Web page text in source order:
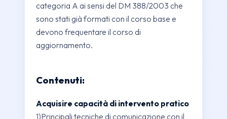
categoria A ai sensi del DM 388/2003 che
sono stati già formati con il corso base e
devono frequentare il corso di
aggiornamento.
Contenuti:
Acquisire capacità di intervento pratico
1)Principali tecniche di comunicazione con il